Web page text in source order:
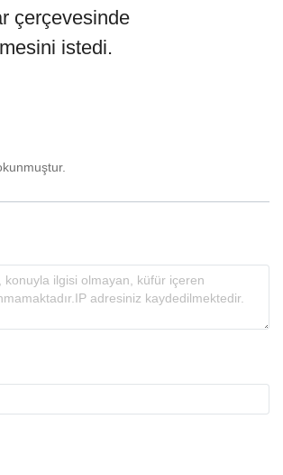
çerçevesinde
istedi.